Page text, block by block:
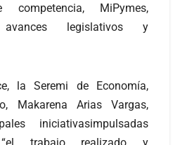
competencia, MiPymes,
avances legislativos y
la Seremi de Economía,
Makarena Arias Vargas,
iniciativasimpulsadas